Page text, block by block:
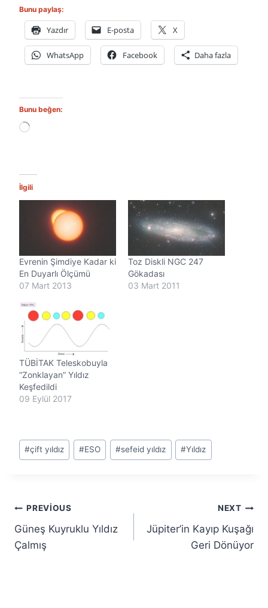
Bunu paylaş:
Yazdır E-posta X
WhatsApp Facebook Daha fazla
Bunu beğen:
Y
n
.
İlgili
Evrenin Şimdiye Kadar ki
En Duyarlı Ölçümü
07 Mart 2013
Toz Diskli NGC 247
Gökadası
03 Mart 2011
TÜBİTAK Teleskobuyla
“Zonklayan” Yıldız
Keşfedildi
09 Eylül 2017
Post
Tags:
#çift yıldız #ESO #sefeid yıldız #Yıldız
Yazı
gezinmesi
PREVIOUS
Güneş Kuyruklu Yıldız
Çalmış
NEXT
Jüpiter’in Kayıp Kuşağı
Geri Dönüyor